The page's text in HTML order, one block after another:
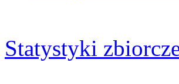
Statystyki